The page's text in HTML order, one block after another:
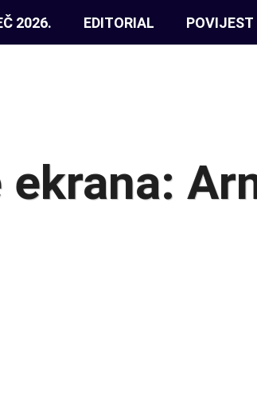
2026. EDITORIAL POVIJEST